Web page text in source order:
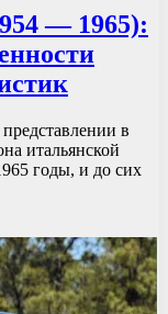
— 1965):
в
итальянской
годы, и до сих